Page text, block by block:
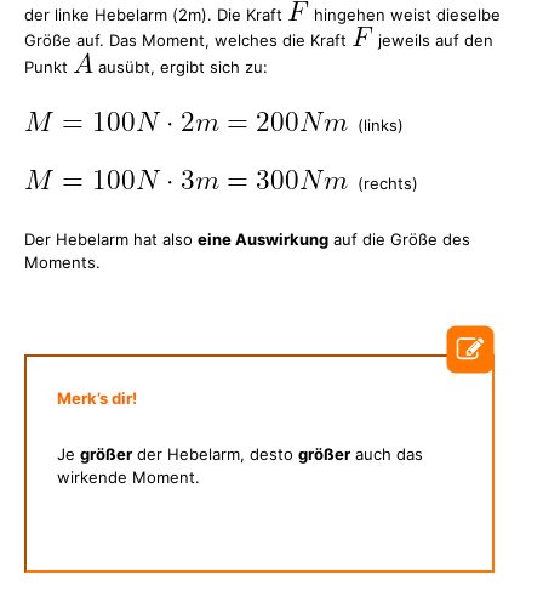
der linke Hebelarm (2m). Die Kraft
hingehen weist dieselbe
Größe auf. Das Moment, welches die Kraft
jeweils auf den
Punkt
ausübt, ergibt sich zu:
(links)
(rechts)
Der Hebelarm hat also eine Auswirkung auf die Größe des
Moments.
Merk’s dir!
Je größer der Hebelarm, desto größer auch das
wirkende Moment.